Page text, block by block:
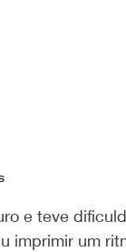
e teve
imprimir um